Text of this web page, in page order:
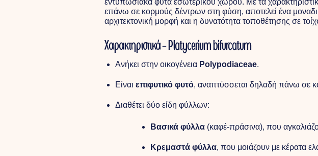
επάνω σε κορμούς δέντρων στη φύση, αποτελεί ένα
αρχιτεκτονική μορφή και η δυνατότητα τοποθέτησης σε
Χαρακτηριστικά – Platycerium bifurcatum
Ανήκει στην οικογένεια Polypodiaceae.
Είναι επιφυτικό φυτό, αναπτύσσεται δηλαδή πάνω σε
Διαθέτει δύο είδη φύλλων:
Βασικά φύλλα(καφέ-πράσινα), που
Κρεμαστά φύλλα, που μοιάζουν με κέρατα